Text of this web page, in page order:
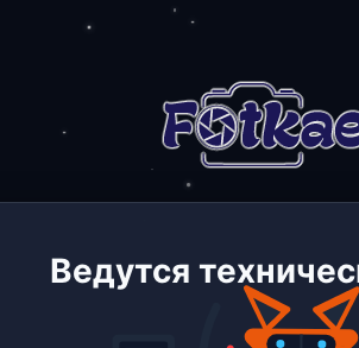
Ведутся